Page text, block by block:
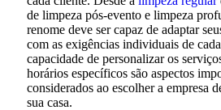
de limpeza pós-evento e limpeza
renome deve ser capaz de adaptar
com as exigências individuais de
capacidade de personalizar os
horários específicos são aspectos
considerados ao escolher a empresa
sua casa.